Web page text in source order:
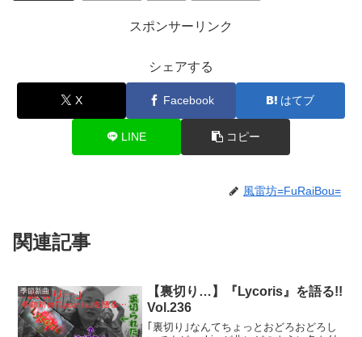
スポンサーリンク
シェアする
X Facebook はてブ
LINE コピー
風雷坊=FuRaiBou=
関連記事
季節新曲
【裏切り…】『Lycoris』を語る!!
Vol.236
｢裏切り｣なんてちょっとおどろおどろし